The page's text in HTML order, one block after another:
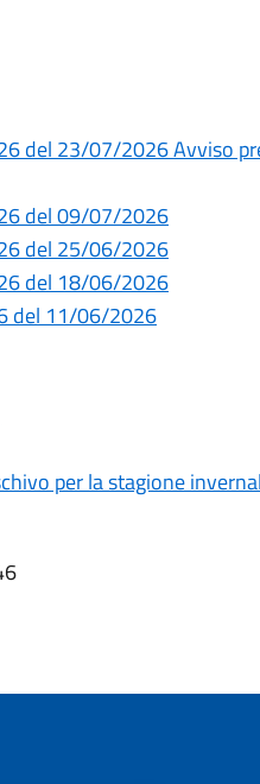
del 23/07/2026 Avviso
del 09/07/2026
del 25/06/2026
del 18/06/2026
del 11/06/2026
per la stagione